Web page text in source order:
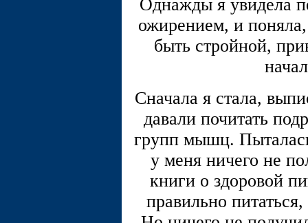
Однажды я увидела
ожирением, и
быть стройной,
Сначала я стала,
давали почитать
групп мышц.
у меня ничего не
книги о здоровой
правильно